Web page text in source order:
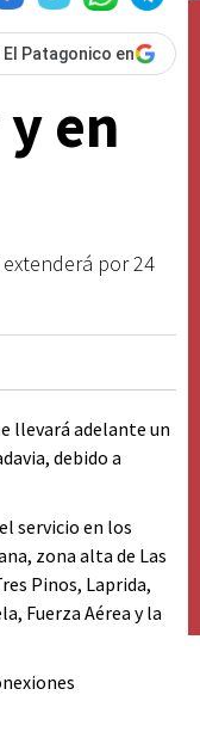
Patagonico en
en
por 24
llevará adelante un
debido a
servicio en los
zona alta de Las
Pinos, Laprida,
Fuerza Aérea y la